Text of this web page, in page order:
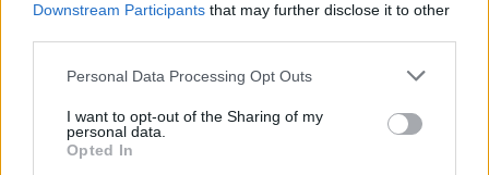
Downstream Participants that may further disclose it to other
Please note that this website/app uses one or more Google
not limited to your visit or usage behaviour. You may click to
grant or deny consent to Google and its third-party tags to
use your data for below specified purposes in below Google
Personal Data Processing Opt Outs
I want to opt-out of the Sharing of my
personal data.
Opted In